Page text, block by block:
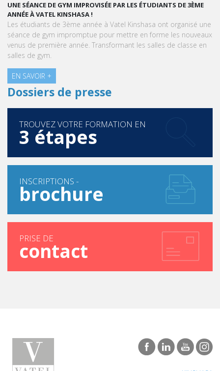
UNE SÉANCE DE GYM IMPROVISÉE PAR LES ÉTUDIANTS DE 3ÈME
ANNÉE À VATEL KINSHASA !
Les étudiants de 3ème année à Vatel Kinshasa ont organisé une
séance de gym impromptue pour mettre en forme les nouveaux
venus de première année. Transformant les salles de classe en
salles de gym.
EN SAVOIR +
Dossiers de presse
TROUVEZ VOTRE FORMATION EN
3 étapes
INSCRIPTIONS -
brochure
PRISE DE
contact